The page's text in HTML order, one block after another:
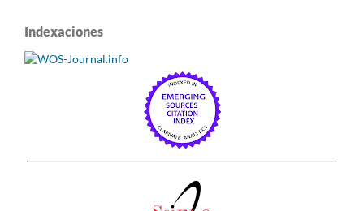
Indexaciones